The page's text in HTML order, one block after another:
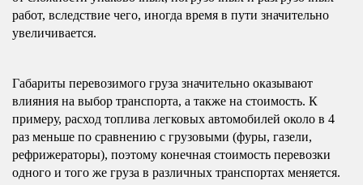
работ, вследствие чего, иногда время в пути значительно
увеличивается.
Габариты перевозимого груза значительно оказывают
влияния на выбор транспорта, а также на стоимость. К
примеру, расход топлива легковых автомобилей около в 4
раз меньше по сравнению с грузовыми (фуры, газели,
рефрижераторы), поэтому конечная стоимость перевозки
одного и того же груза в различных транспортах меняется.